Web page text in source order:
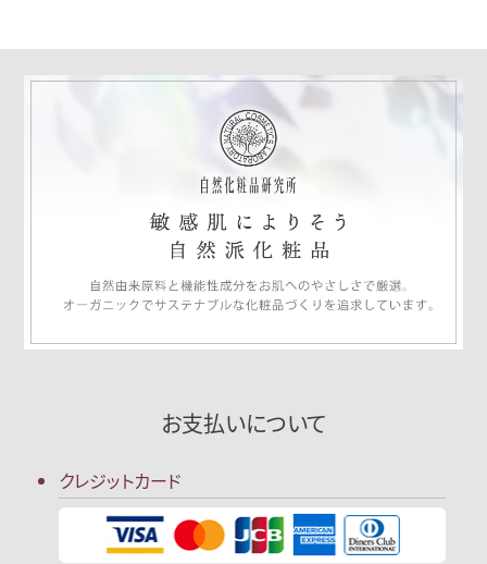
お支払いについて
クレジットカード